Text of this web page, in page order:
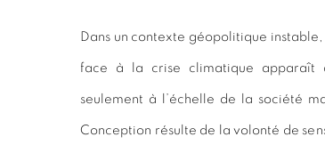
Dans un contexte géopolitique instable,
face à la crise climatique apparaît
seulement à l’échelle de la société
Conception résulte de la volonté de